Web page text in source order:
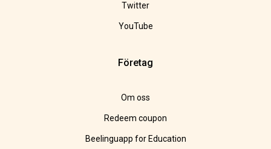
Twitter
YouTube
Företag
Om oss
Redeem coupon
Beelinguapp for Education